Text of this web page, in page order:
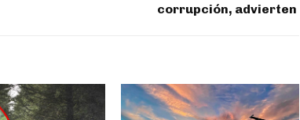
corrupción, advierten